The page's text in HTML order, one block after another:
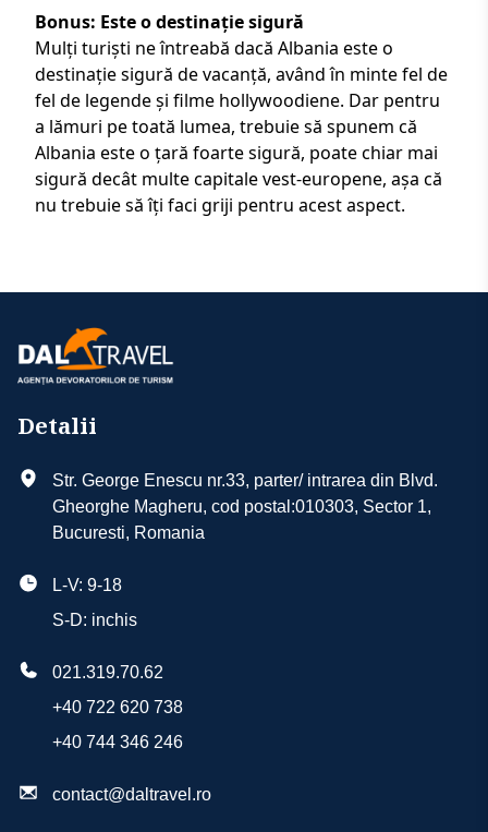
Bonus: Este o destinație sigură
Mulți turiști ne întreabă dacă Albania este o
destinație sigură de vacanță, având în minte fel de
fel de legende și filme hollywoodiene. Dar pentru
a lămuri pe toată lumea, trebuie să spunem că
Albania este o țară foarte sigură, poate chiar mai
sigură decât multe capitale vest-europene, așa că
nu trebuie să îți faci griji pentru acest aspect.
Detalii
Str. George Enescu nr.33, parter/ intrarea din Blvd.
Gheorghe Magheru, cod postal:010303, Sector 1,
Bucuresti, Romania
L-V: 9-18
S-D: inchis
021.319.70.62
+40 722 620 738
+40 744 346 246
contact@daltravel.ro